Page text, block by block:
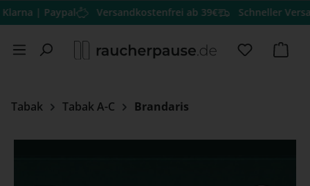
Zum Hauptinhalt springen
Paypal Versandkostenfrei ab 39€ Schneller Versand
Du hast
Tabak Tabak A-C Brandaris